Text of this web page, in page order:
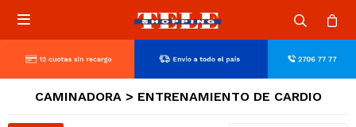

CAMINADORA > ENTRENAMIENTO DE CARDIO